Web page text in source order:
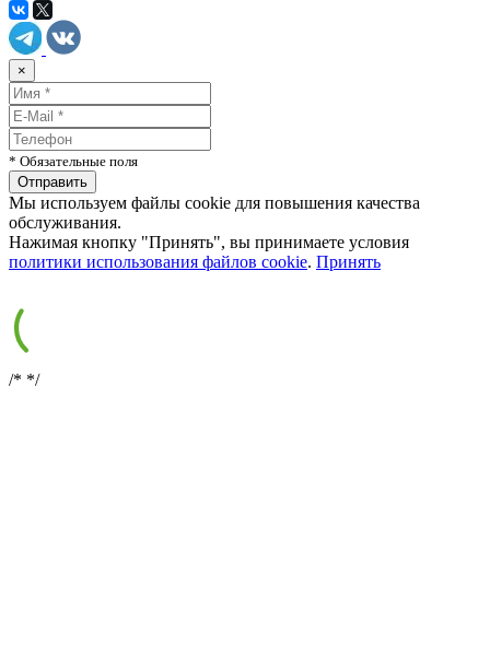
×
* Обязательные поля
Мы используем файлы cookie для повышения качества
обслуживания.
Нажимая кнопку "Принять", вы принимаете условия
политики использования файлов cookie. Принять
/* */